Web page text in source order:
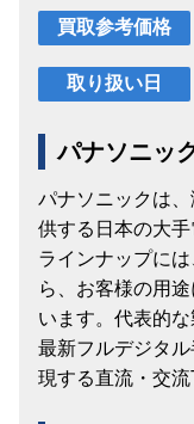
買取参考価格
取り扱い日
パナソニッ
パナソニックは
供する日本の大
ラインナップに
ら、お客様の用
います。代表的
最新フルデジタ
現する直流・交流